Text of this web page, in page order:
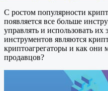
С ростом популярности
появляется все больше
управлять и использовать
инструментов являются
криптоагрегаторы и как они
продавцов?